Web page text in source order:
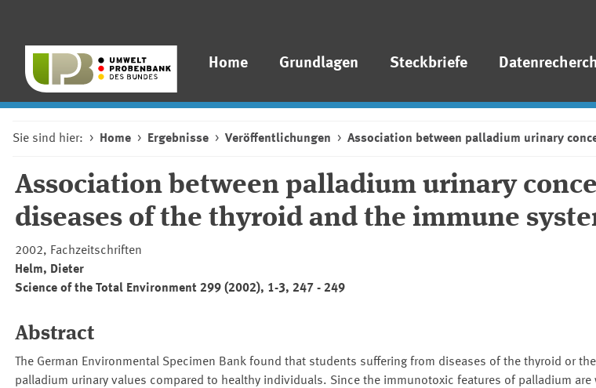
Home Grundlagen Steckbriefe
Sie sind hier: Home Ergebnisse Veröffentlichungen Association between palladium urinary
Association between palladium urinary
diseases of the thyroid and the immune
2002, Fachzeitschriften
Helm, Dieter
Science of the Total Environment299 (2002), 1-3, 247 - 249
Abstract
The German Environmental Specimen Bank found that students suffering from diseases of the thyroid or
palladium urinary values compared to healthy individuals. Since the immunotoxic features of palladium are